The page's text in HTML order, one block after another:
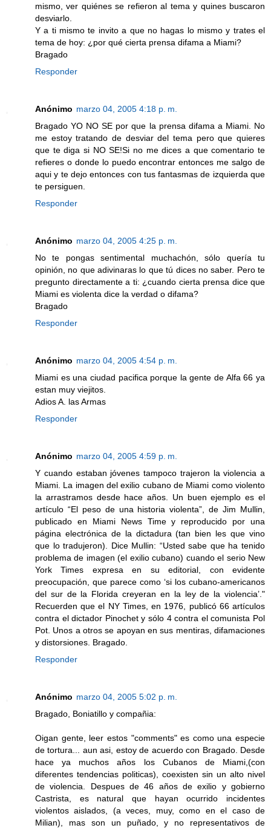
mismo, ver quiénes se refieron al tema y quines buscaron
desviarlo.
Y a ti mismo te invito a que no hagas lo mismo y trates el
tema de hoy: ¿por qué cierta prensa difama a Miami?
Bragado
Responder
Anónimo marzo 04, 2005 4:18 p. m.
Bragado YO NO SE por que la prensa difama a Miami. No
me estoy tratando de desviar del tema pero que quieres
que te diga si NO SE!Si no me dices a que comentario te
refieres o donde lo puedo encontrar entonces me salgo de
aqui y te dejo entonces con tus fantasmas de izquierda que
te persiguen.
Responder
Anónimo marzo 04, 2005 4:25 p. m.
No te pongas sentimental muchachón, sólo quería tu
opinión, no que adivinaras lo que tú dices no saber. Pero te
pregunto directamente a ti: ¿cuando cierta prensa dice que
Miami es violenta dice la verdad o difama?
Bragado
Responder
Anónimo marzo 04, 2005 4:54 p. m.
Miami es una ciudad pacifica porque la gente de Alfa 66 ya
estan muy viejitos.
Adios A. las Armas
Responder
Anónimo marzo 04, 2005 4:59 p. m.
Y cuando estaban jóvenes tampoco trajeron la violencia a
Miami. La imagen del exilio cubano de Miami como violento
la arrastramos desde hace años. Un buen ejemplo es el
artículo “El peso de una historia violenta”, de Jim Mullin,
publicado en Miami News Time y reproducido por una
página electrónica de la dictadura (tan bien les que vino
que lo tradujeron). Dice Mullin: “Usted sabe que ha tenido
problema de imagen (el exilio cubano) cuando el serio New
York Times expresa en su editorial, con evidente
preocupación, que parece como ‘si los cubano-americanos
del sur de la Florida creyeran en la ley de la violencia’."
Recuerden que el NY Times, en 1976, publicó 66 artículos
contra el dictador Pinochet y sólo 4 contra el comunista Pol
Pot. Unos a otros se apoyan en sus mentiras, difamaciones
y distorsiones. Bragado.
Responder
Anónimo marzo 04, 2005 5:02 p. m.
Bragado, Boniatillo y compañia:
Oigan gente, leer estos "comments" es como una especie
de tortura... aun asi, estoy de acuerdo con Bragado. Desde
hace ya muchos años los Cubanos de Miami,(con
diferentes tendencias politicas), coexisten sin un alto nivel
de violencia. Despues de 46 años de exilio y gobierno
Castrista, es natural que hayan ocurrido incidentes
violentos aislados, (a veces, muy, como en el caso de
Milian), mas son un puñado, y no representativos de